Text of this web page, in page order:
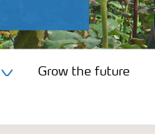
Grow the future